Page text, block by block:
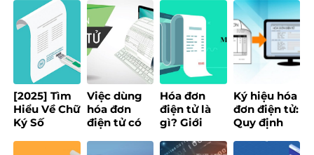
2026
XÂY DỰNG
NỀN TẢNG
CREATOR
ECONOMY
thúc đẩy
chuyển đổi
số, xây
dựng chính
quyền số
ứng dụng
AI
MINH – GIẢI
PHÁP SỐ
MOBIFONE
HƯỚNG TỚI
PHỤC VỤ
[2025] Tìm
Hiểu Về Chữ
Ký Số
Việc dùng
hóa đơn
điện tử có
Hóa đơn
điện tử là
gì? Giới
MobiFone
Ký hiệu hóa
đơn điện tử:
Quy định